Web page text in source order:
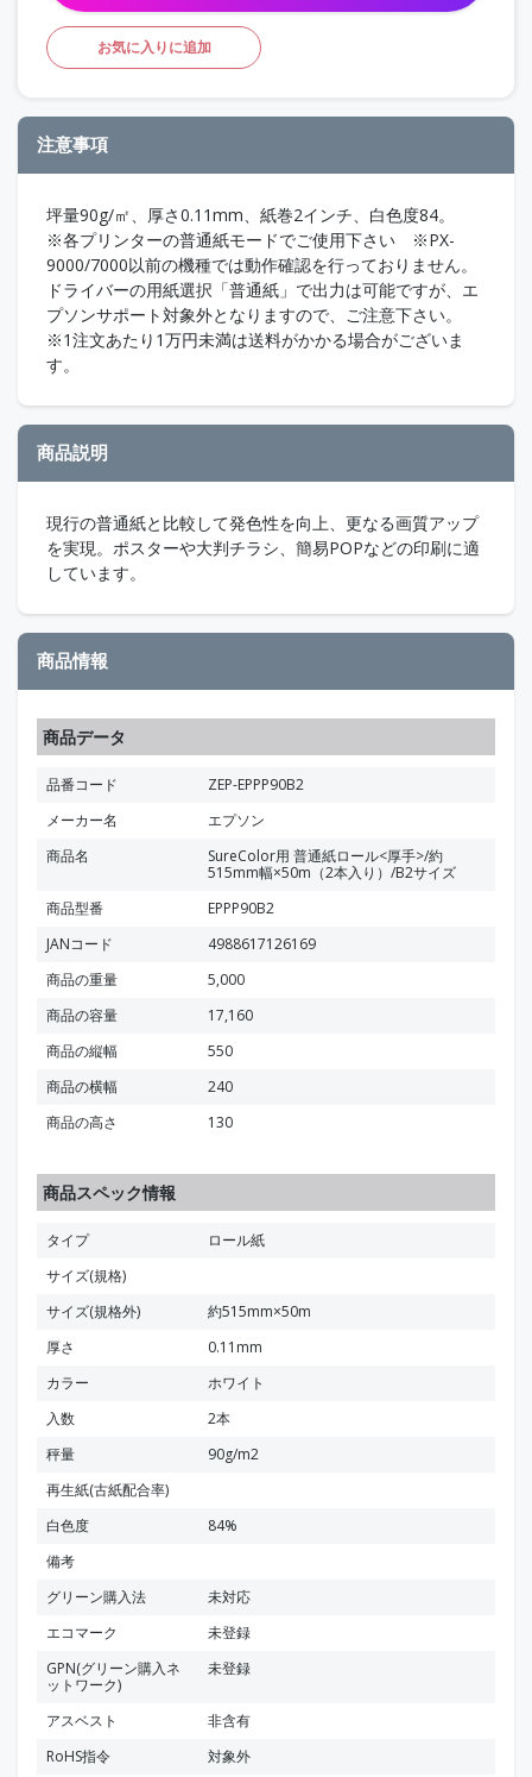
お気に入りに追加
注意事項
坪量90g/㎡、厚さ0.11mm、紙巻2インチ、白色度84。
※各プリンターの普通紙モードでご使用下さい ※PX-
9000/7000以前の機種では動作確認を行っておりません。
ドライバーの用紙選択「普通紙」で出力は可能ですが、エ
プソンサポート対象外となりますので、ご注意下さい。
※1注文あたり1万円未満は送料がかかる場合がございま
す。
商品説明
現行の普通紙と比較して発色性を向上、更なる画質アップ
を実現。ポスターや大判チラシ、簡易POPなどの印刷に適
しています。
商品情報
商品データ
品番コード
ZEP-EPPP90B2
メーカー名
エプソン
商品名
SureColor用 普通紙ロール<厚手>/約
515mm幅×50m（2本入り）/B2サイズ
商品型番
EPPP90B2
JANコード
4988617126169
商品の重量
5,000
商品の容量
17,160
商品の縦幅
550
商品の横幅
240
商品の高さ
130
商品スペック情報
タイプ
ロール紙
サイズ(規格)
サイズ(規格外)
約515mm×50m
厚さ
0.11mm
カラー
ホワイト
入数
2本
秤量
90g/m2
再生紙(古紙配合率)
白色度
84%
備考
グリーン購入法
未対応
エコマーク
未登録
GPN(グリーン購入ネ
ットワーク)
未登録
アスベスト
非含有
RoHS指令
対象外